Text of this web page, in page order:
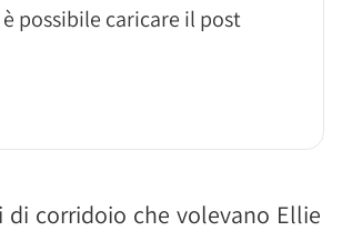
possibile caricare il post
di corridoio che volevano Ellie